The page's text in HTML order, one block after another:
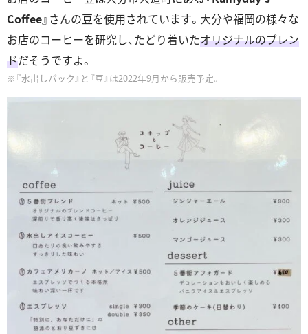
Coffee』さんの豆を使用されています。大分や福岡の様々な
お店のコーヒーを研究し、たどり着いたオリジナルのブレン
ドだそうですよ。
『水出しパック』と『豆』は2022年9月から販売予定。